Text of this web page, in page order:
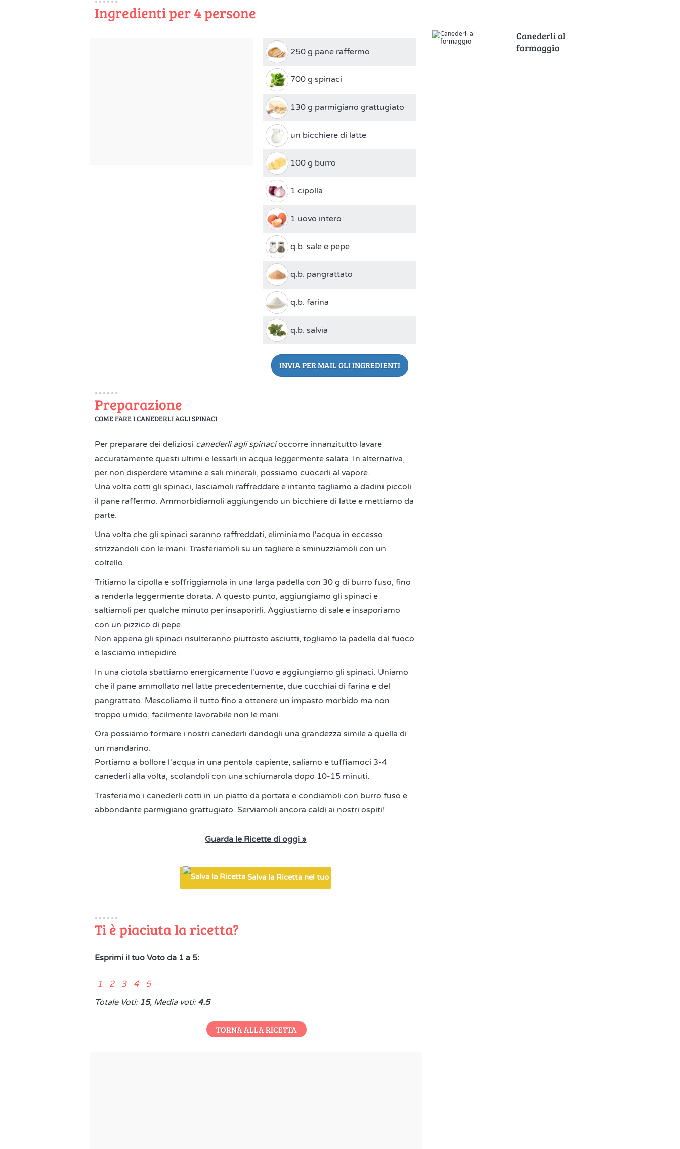
Ingredienti per 4 persone
250 g pane raffermo
700 g spinaci
130 g parmigiano grattugiato
un bicchiere di latte
100 g burro
1 cipolla
1 uovo intero
q.b. sale e pepe
q.b. pangrattato
q.b. farina
q.b. salvia
INVIA PER MAIL GLI INGREDIENTI
Preparazione
COME FARE I CANEDERLI AGLI SPINACI
Per preparare dei deliziosi canederli agli spinacioccorre innanzitutto lavare
accuratamente questi ultimi e lessarli in acqua leggermente salata. In alternativa,
per non disperdere vitamine e sali minerali, possiamo cuocerli al vapore.
Una volta cotti gli spinaci, lasciamoli raffreddare e intanto tagliamo a dadini piccoli
il pane raffermo. Ammorbidiamoli aggiungendo un bicchiere di latte e mettiamo da
parte.
Una volta che gli spinaci saranno raffreddati, eliminiamo l'acqua in eccesso
strizzandoli con le mani. Trasferiamoli su un tagliere e sminuzziamoli con un
coltello.
Tritiamo la cipolla e soffriggiamola in una larga padella con 30 g di burro fuso, fino
a renderla leggermente dorata. A questo punto, aggiungiamo gli spinaci e
saltiamoli per qualche minuto per insaporirli. Aggiustiamo di sale e insaporiamo
con un pizzico di pepe.
Non appena gli spinaci risulteranno piuttosto asciutti, togliamo la padella dal fuoco
e lasciamo intiepidire.
In una ciotola sbattiamo energicamente l'uovo e aggiungiamo gli spinaci. Uniamo
che il pane ammollato nel latte precedentemente, due cucchiai di farina e del
pangrattato. Mescoliamo il tutto fino a ottenere un impasto morbido ma non
troppo umido, facilmente lavorabile non le mani.
Ora possiamo formare i nostri canederli dandogli una grandezza simile a quella di
un mandarino.
Portiamo a bollore l'acqua in una pentola capiente, saliamo e tuffiamoci 3-4
canederli alla volta, scolandoli con una schiumarola dopo 10-15 minuti.
Trasferiamo i canederli cotti in un piatto da portata e condiamoli con burro fuso e
abbondante parmigiano grattugiato. Serviamoli ancora caldi ai nostri ospiti!
Guarda le Ricette di oggi »
Salva la Ricetta nel tuo
Ti è piaciuta la ricetta?
Esprimi il tuo Voto da 1 a 5:
1 2 3 4 5
Totale Voti: 15, Media voti: 4.5
TORNA ALLA RICETTA
Canederli al
formaggio